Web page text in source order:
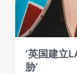
‘英国建立
胁’